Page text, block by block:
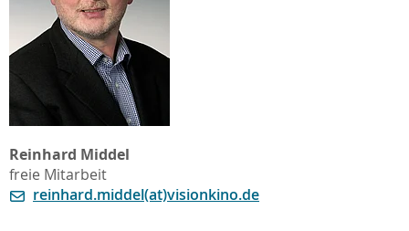
Reinhard Middel
freie Mitarbeit
reinhard.middel(at)visionkino.de